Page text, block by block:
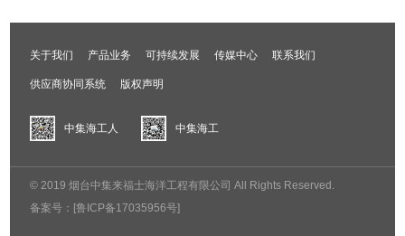
关于我们 产品业务 可持续发展 传媒中心 联系我们
供应商协同系统 版权声明
中集海工人 中集海工
© 2019 烟台中集来福士海洋工程有限公司 All Rights Reserved.
备案号： [鲁ICP备17035956号]